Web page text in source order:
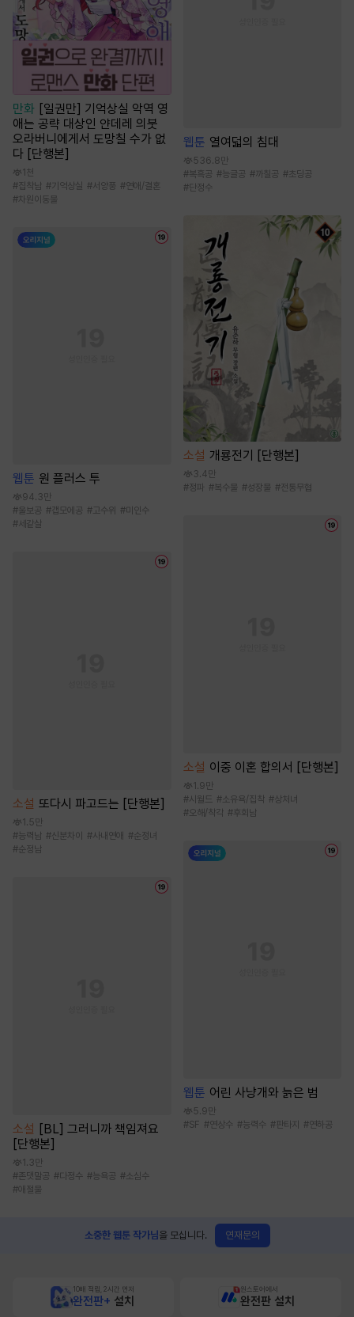
만화 [일권만] 기억상실 악역 영
애는 공략 대상인 얀데레 의붓
오라버니에게서 도망칠 수가 없
다 [단행본]
1천
#집착남 #기억상실 #서양풍 #연애/결혼
#차원이동물
웹툰 원 플러스 투
94.3만
#울보공 #갭모에공 #고수위 #미인수
#세같살
소설 또다시 파고드는 [단행본]
1.5만
#능력남 #신분차이 #사내연애 #순정녀
#순정남
소설 [BL] 그러니까 책임져요
[단행본]
1.3만
#존댓말공 #다정수 #능욕공 #소심수
#애절물
웹툰 열여덟의 침대
536.8만
#복흑공 #능글공 #까칠공 #초딩공
#단정수
소설 개룡전기 [단행본]
3.4만
#정파 #복수물 #성장물 #전통무협
소설 이중 이혼 합의서 [단행본]
1.9만
#시월드 #소유욕/집착 #상처녀
#오해/착각 #후회남
웹툰 어린 사냥개와 늙은 범
5.9만
#SF #연상수 #능력수 #판타지 #연하공
소중한 웹툰 작가님을 모십니다. 연재문의
10배 적립, 2시간 먼저
완전판+ 설치
원스토어에서
완전판 설치